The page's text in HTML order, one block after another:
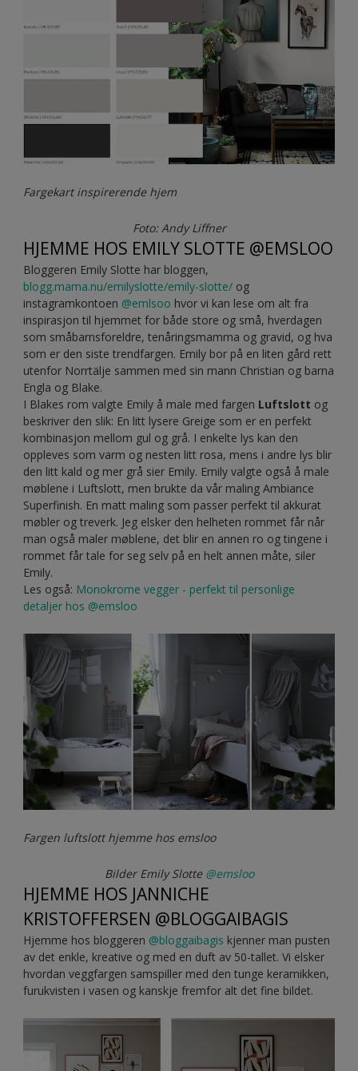
Fargekart inspirerende hjem
Foto: Andy Liffner
HJEMME HOS EMILY SLOTTE @EMSLOO
Bloggeren Emily Slotte har bloggen,
blogg.mama.nu/emilyslotte/emily-slotte/ og
instagramkontoen @emlsoo hvor vi kan lese om alt fra
inspirasjon til hjemmet for både store og små, hverdagen
som småbarnsforeldre, tenåringsmamma og gravid, og hva
som er den siste trendfargen. Emily bor på en liten gård rett
utenfor Norrtälje sammen med sin mann Christian og barna
Engla og Blake.
I Blakes rom valgte Emily å male med fargen Luftslott og
beskriver den slik: En litt lysere Greige som er en perfekt
kombinasjon mellom gul og grå. I enkelte lys kan den
oppleves som varm og nesten litt rosa, mens i andre lys blir
den litt kald og mer grå sier Emily. Emily valgte også å male
møblene i Luftslott, men brukte da vår maling Ambiance
Superfinish. En matt maling som passer perfekt til akkurat
møbler og treverk. Jeg elsker den helheten rommet får når
man også maler møblene, det blir en annen ro og tingene i
rommet får tale for seg selv på en helt annen måte, siler
Emily.
Les også: Monokrome vegger - perfekt til personlige
detaljer hos @emsloo
Fargen luftslott hjemme hos emsloo
Bilder Emily Slotte @emsloo
HJEMME HOS JANNICHE
KRISTOFFERSEN @BLOGGAIBAGIS
Hjemme hos bloggeren @bloggaibagis kjenner man pusten
av det enkle, kreative og med en duft av 50-tallet. Vi elsker
hvordan veggfargen samspiller med den tunge keramikken,
furukvisten i vasen og kanskje fremfor alt det fine bildet.